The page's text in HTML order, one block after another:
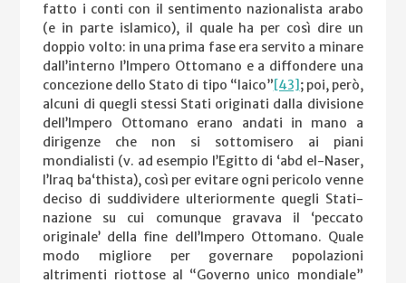
fatto i conti con il sentimento nazionalista arabo
(e in parte islamico), il quale ha per così dire un
doppio volto: in una prima fase era servito a minare
dall’interno l’Impero Ottomano e a diffondere una
concezione dello Stato di tipo “laico”[43]; poi, però,
alcuni di quegli stessi Stati originati dalla divisione
dell’Impero Ottomano erano andati in mano a
dirigenze che non si sottomisero ai piani
mondialisti (v. ad esempio l’Egitto di ‘abd el-Naser,
l’Iraq ba‘thista), così per evitare ogni pericolo venne
deciso di suddividere ulteriormente quegli Stati-
nazione su cui comunque gravava il ‘peccato
originale’ della fine dell’Impero Ottomano. Quale
modo migliore per governare popolazioni
altrimenti riottose al “Governo unico mondiale”